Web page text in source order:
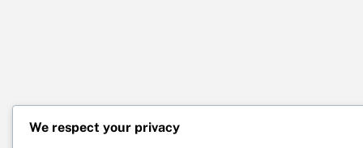
We respect your privacy